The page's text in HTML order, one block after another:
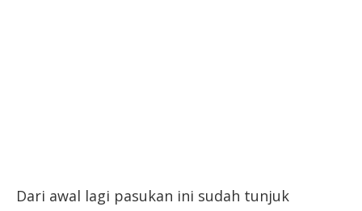
Dari awal lagi pasukan ini sudah tunjuk